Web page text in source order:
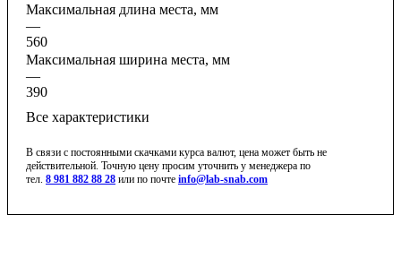
Максимальная длина места, мм
—
560
Максимальная ширина места, мм
—
390
Все характеристики
В связи с постоянными скачками курса валют, цена может быть не
действительной. Точную цену просим уточнить у менеджера по
тел. 8 981 882 88 28 или по почте info@lab-snab.com